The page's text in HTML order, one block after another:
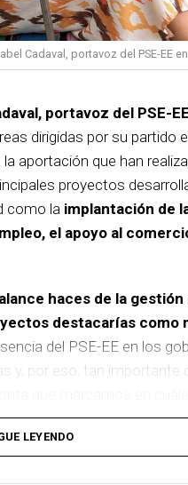
Cadaval, portavoz del PSE-EE
portavoz del PSE-EE
dirigidas por su partido
aportación que han
proyectos
como la implantación de
el apoyo al
haces de la
destacarías como
del PSE-EE en los
y, por eso, tan importante
cinco ascensores para
LEYENDO